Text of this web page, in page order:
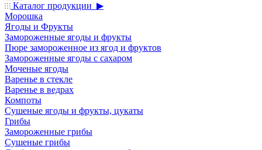
Каталог продукции ▶
Морошка
Ягоды и Фрукты
Замороженные ягоды и фрукты
Пюре замороженное из ягод и фруктов
Замороженные ягоды с сахаром
Моченые ягоды
Варенье в стекле
Варенье в ведрах
Компоты
Сушеные ягоды и фрукты, цукаты
Грибы
Замороженные грибы
Сушеные грибы